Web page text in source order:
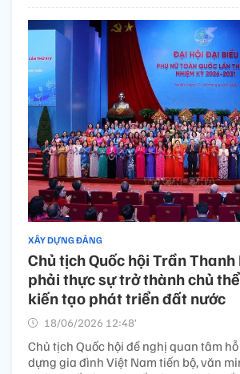
XÂY DỰNG ĐẢNG
Chủ tịch Quốc hội Trần
phải thực sự trở thành chủ
kiến tạo phát triển đất nước
18/06/2026 12:48’
Chủ tịch Quốc hội đề nghị quan tâm
dựng gia đình Việt Nam tiến bộ, văn